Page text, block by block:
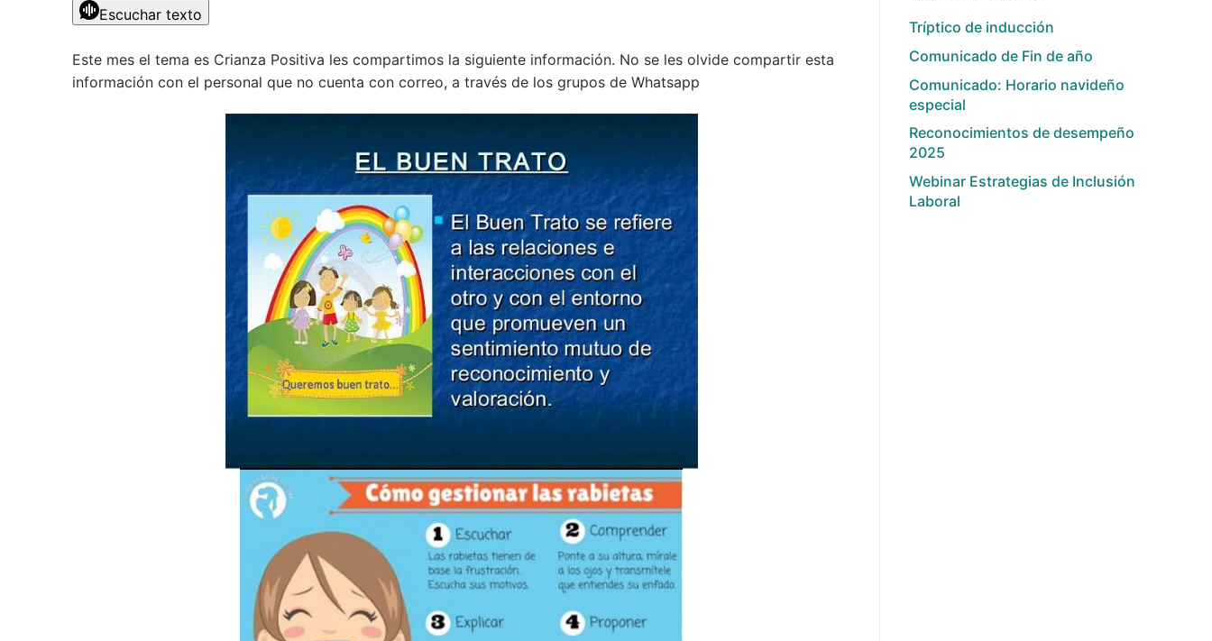
Escuchar texto
Este mes el tema es Crianza Positiva les compartimos la siguiente información. No se les olvide compartir esta
información con el personal que no cuenta con correo, a través de los grupos de Whatsapp
Tríptico de inducción
Comunicado de Fin de año
Comunicado: Horario navideño
especial
Reconocimientos de desempeño
2025
Webinar Estrategias de Inclusión
Laboral